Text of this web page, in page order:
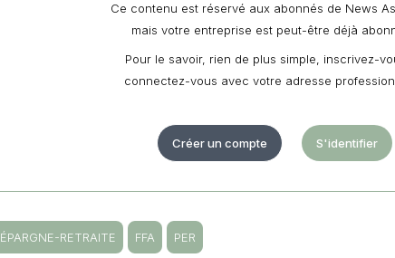
Ce contenu est réservé aux abonnés de News
mais votre entreprise est peut-être déjà
Pour le savoir, rien de plus simple, inscrivez-
connectez-vous avec votre adresse
Créer un compte S'identifier
ÉPARGNE-RETRAITE FFA PER